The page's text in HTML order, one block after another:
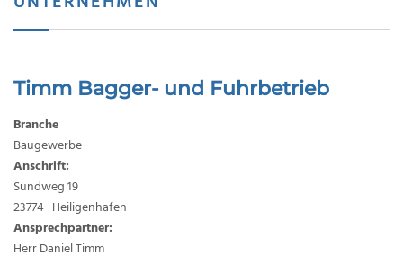
Timm Bagger- und Fuhrbetrieb
Branche
Baugewerbe
Anschrift:
Sundweg 19
23774 Heiligenhafen
Ansprechpartner:
Herr Daniel Timm